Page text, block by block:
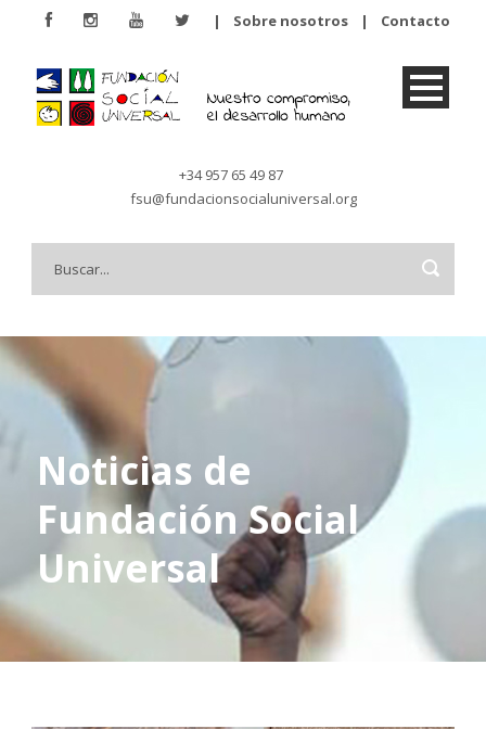
| Sobre nosotros | Contacto
+34 957 65 49 87
fsu@fundacionsocialuniversal.org
Noticias de
Fundación Social
Universal